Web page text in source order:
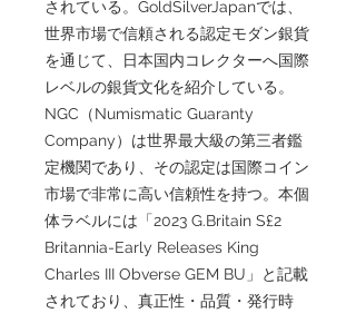
されている。GoldSilverJapanでは、
世界市場で信頼される認定モダン銀貨
を通じて、日本国内コレクターへ国際
レベルの銀貨文化を紹介している。
NGC（Numismatic Guaranty
Company）は世界最大級の第三者鑑
定機関であり、その認定は国際コイン
市場で非常に高い信頼性を持つ。本個
体ラベルには「2023 G.Britain S£2
Britannia-Early Releases King
Charles III Obverse GEM BU」と記載
されており、真正性・品質・発行時